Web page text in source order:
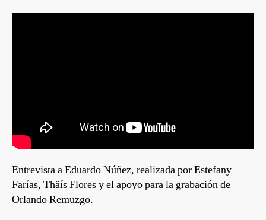
Entrevista a Eduardo Núñez, realizada por Estefany
Farías, Thäís Flores y el apoyo para la grabación de
Orlando Remuzgo.